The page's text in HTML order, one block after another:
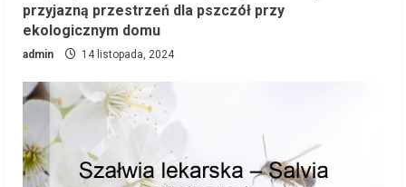
przyjazną przestrzeń dla pszczół przy
ekologicznym domu
admin 14 listopada, 2024